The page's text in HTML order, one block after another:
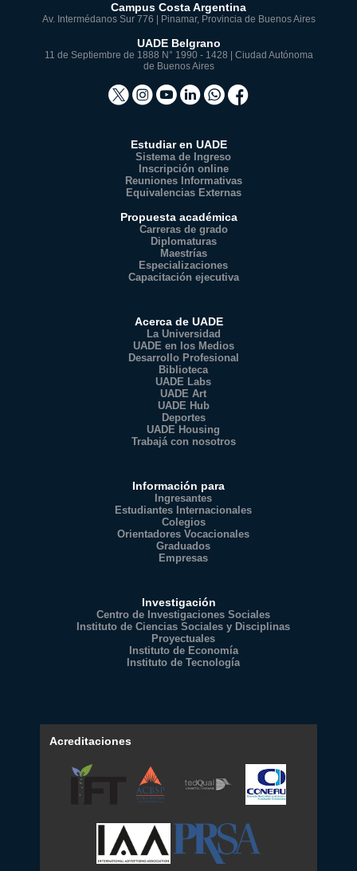
Campus Costa Argentina
Av. Intermédanos Sur 776 | Pinamar, Provincia de Buenos Aires
UADE Belgrano
11 de Septiembre de 1888 N° 1990 - 1428 | Ciudad Autónoma
de Buenos Aires
Estudiar en UADE
Sistema de Ingreso
Inscripción online
Reuniones Informativas
Equivalencias Externas
Propuesta académica
Carreras de grado
Diplomaturas
Maestrías
Especializaciones
Capacitación ejecutiva
Acerca de UADE
La Universidad
UADE en los Medios
Desarrollo Profesional
Biblioteca
UADE Labs
UADE Art
UADE Hub
Deportes
UADE Housing
Trabajá con nosotros
Información para
Ingresantes
Estudiantes Internacionales
Colegios
Orientadores Vocacionales
Graduados
Empresas
Investigación
Centro de Investigaciones Sociales
Instituto de Ciencias Sociales y Disciplinas
Proyectuales
Instituto de Economía
Instituto de Tecnología
Acreditaciones